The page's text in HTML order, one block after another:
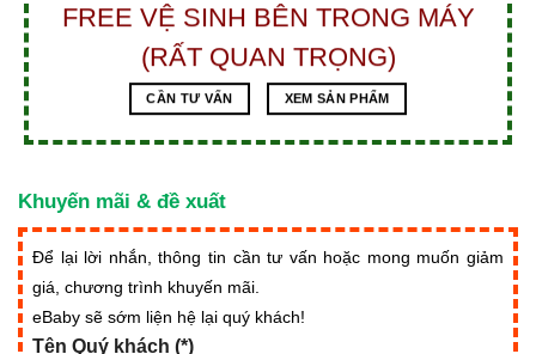
FREE VỆ SINH BÊN TRONG MÁY
(RẤT QUAN TRỌNG)
CẦN TƯ VẤN XEM SẢN PHẨM
Khuyến mãi & đề xuất
Để lại lời nhắn, thông tin cần tư vấn hoặc mong muốn giảm
giá, chương trình khuyến mãi.
eBaby sẽ sớm liện hệ lại quý khách!
Tên Quý khách (*)